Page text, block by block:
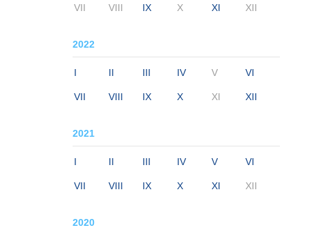
VII VIII IX X XI XII
2022
I II III IV V VI
VII VIII IX X XI XII
2021
I II III IV V VI
VII VIII IX X XI XII
2020